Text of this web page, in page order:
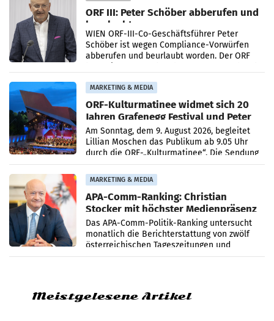
ORF III: Peter Schöber abberufen und
beurlaubt
WIEN ORF-III-Co-Geschäftsführer Peter
Schöber ist wegen Compliance-Vorwürfen
abberufen und beurlaubt worden. Der ORF
MARKETING & MEDIA
ORF-Kulturmatinee widmet sich 20
Jahren Grafenegg Festival und Peter
Simonischek
Am Sonntag, dem 9. August 2026, begleitet
Lillian Moschen das Publikum ab 9.05 Uhr
durch die ORF-„Kulturmatinee“. Die Sendung
startet mit der Dokumentation „20 Jahre
Grafenegg
MARKETING & MEDIA
APA-Comm-Ranking: Christian
Stocker mit höchster Medienpräsenz
im Juli
Das APA-Comm-Politik-Ranking untersucht
monatlich die Berichterstattung von zwölf
österreichischen Tageszeitungen und
analysiert, welche Politikerinnen und
Meistgelesene Artikel